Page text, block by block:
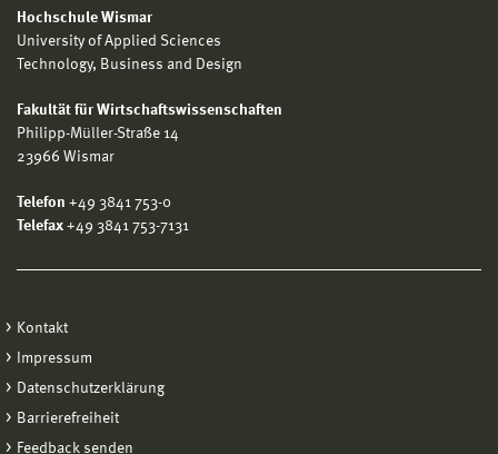
Hochschule Wismar
University of Applied Sciences
Technology, Business and Design
Fakultät für Wirtschaftswissenschaften
Philipp-Müller-Straße 14
23966 Wismar
Telefon +49 3841 753-0
Telefax +49 3841 753-7131
Kontakt
Impressum
Datenschutzerklärung
Barrierefreiheit
Feedback senden